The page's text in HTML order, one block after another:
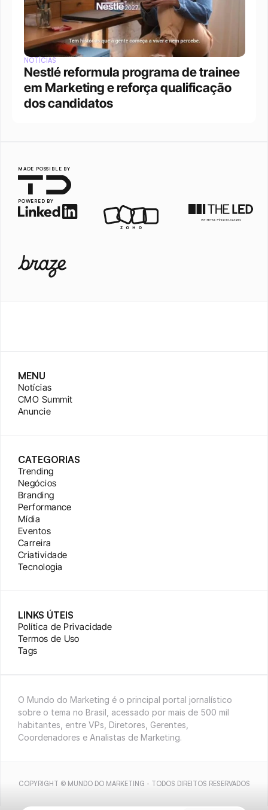
NOTÍCIAS
Nestlé reformula programa de trainee
em Marketing e reforça qualificação
dos candidatos
MADE POSSIBLE BY
POWERED BY
MENU
Notícias
CMO Summit
Anuncie
CATEGORIAS
Trending
Negócios
Branding
Performance
Mídia
Eventos
Carreira
Criatividade
Tecnologia
LINKS ÚTEIS
Política de Privacidade
Termos de Uso
Tags
O Mundo do Marketing é o principal portal jornalístico
sobre o tema no Brasil, acessado por mais de 500 mil
habitantes, entre VPs, Diretores, Gerentes,
Coordenadores e Analistas de Marketing.
COPYRIGHT © MUNDO DO MARKETING - TODOS DIREITOS RESERVADOS